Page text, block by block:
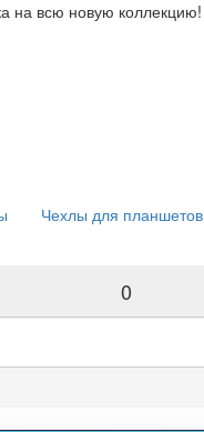
на всю новую коллекцию!
Чехлы для планшетов
0